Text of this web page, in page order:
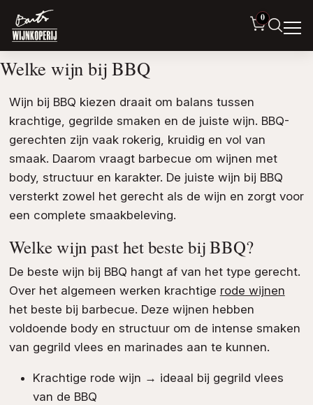
0
Welke wijn bij BBQ
Wijn bij BBQ kiezen draait om balans tussen
krachtige, gegrilde smaken en de juiste wijn. BBQ-
gerechten zijn vaak rokerig, kruidig en vol van
smaak. Daarom vraagt barbecue om wijnen met
body, structuur en karakter. De juiste wijn bij BBQ
versterkt zowel het gerecht als de wijn en zorgt voor
een complete smaakbeleving.
Welke wijn past het beste bij BBQ?
De beste wijn bij BBQ hangt af van het type gerecht.
Over het algemeen werken krachtige rode wijnen
het beste bij barbecue. Deze wijnen hebben
voldoende body en structuur om de intense smaken
van gegrild vlees en marinades aan te kunnen.
Krachtige rode wijn → ideaal bij gegrild vlees
van de BBQ